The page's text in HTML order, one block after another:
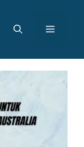
Menu